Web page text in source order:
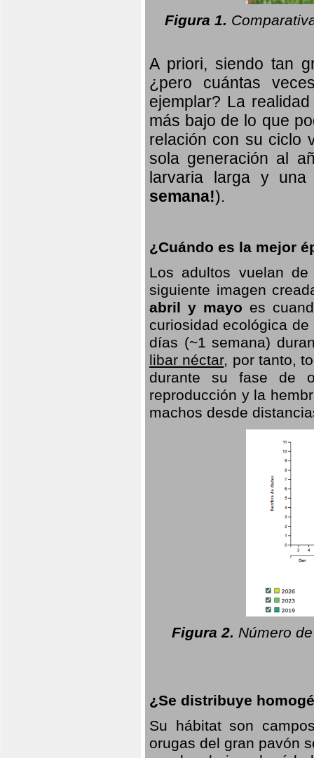
Figura 1.
A priori, siendo tan
¿pero cuántas
ejemplar? La
más bajo de lo que
relación con su ciclo
sola generación al
larvaria largay una
semana!).
¿Cuándo es la mejor
Los adultos vuelan
siguiente imagen
abril y mayo es
curiosidad ecológica
días (~1 semana)
libar néctar, por tanto,
durante su fase de
reproducción y la
machos desde
Figura 2. Número
¿Se distribuye
Su hábitat son
orugas del gran pavón